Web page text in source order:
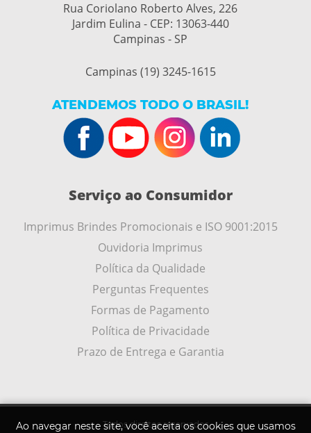
Ao navegar neste site, você aceita os cookies que usamos
Rua Coriolano Roberto Alves, 226
Jardim Eulina - CEP: 13063-440
Campinas - SP
Campinas (19) 3245-1615
ATENDEMOS TODO O BRASIL!
Serviço ao Consumidor
Imprimus Brindes Promocionais e ISO 9001:2015
Ouvidoria Imprimus
Política da Qualidade
Perguntas Frequentes
Formas de Pagamento
Política de Privacidade
Prazo de Entrega e Garantia
Todos direitos reservados